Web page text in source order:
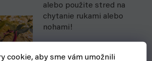
cookie, aby sme vám umožnili
alebo použite stred na
chytanie rukami alebo
nohami!